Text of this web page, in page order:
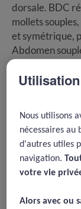
dorsale. BDC
mollets
et symétrique,
Abdomen
céphalées, pas
d’éruption.
droit complet.
Biologie (à 1 h
Hématocrite :
Plaquettes :
127 µmol/L.
Nous utilisons
nécessaires
d'autres utiles
navigation.
votre vie
Alors avec ou